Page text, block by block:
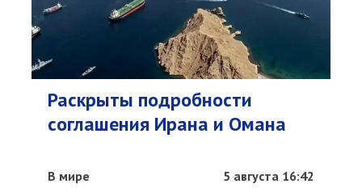
Раскрыты подробности
соглашения Ирана и Омана
В мире 5 августа 16:42